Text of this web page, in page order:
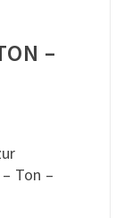
–
Ton –